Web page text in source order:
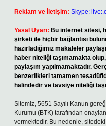
Reklam ve İletişim: Skype:
Yasal Uyarı: Bu internet sitesi,
şirketi ile hiçbir bağlantısı
hazırladığımız makaleler
haber niteliği taşımamakta
paylaşım yapılmamaktadır.
benzerlikleri tamamen
halindedir ve tavsiye niteliği
Sitemiz, 5651 Sayılı Kanun
Kurumu (BTK) tarafından
vermektedir. Bu nedenle,